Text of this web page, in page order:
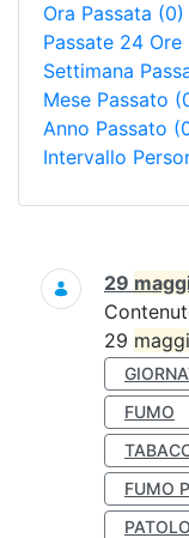
Ora Passata (0)
Passate 24 Ore
Settimana
Mese Passato
Anno Passato
Intervallo
Ricerca
29
29
FUMO
FUMO